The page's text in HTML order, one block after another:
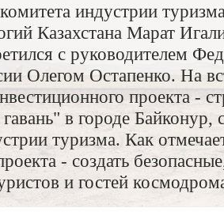
индустрии
Казахстана Марат
с руководителем
Олегом Остапенко. На
проекта -
в городе
туризма. Как
- создать
и гостей